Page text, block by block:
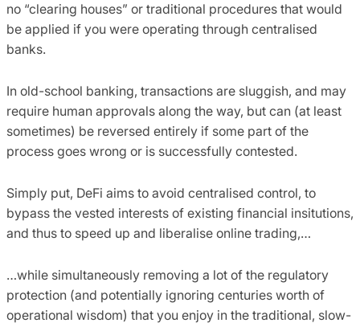
no “clearing houses” or traditional procedures that would
be applied if you were operating through centralised
banks.
In old-school banking, transactions are sluggish, and may
require human approvals along the way, but can (at least
sometimes) be reversed entirely if some part of the
process goes wrong or is successfully contested.
Simply put, DeFi aims to avoid centralised control, to
bypass the vested interests of existing financial insitutions,
and thus to speed up and liberalise online trading,…
…while simultaneously removing a lot of the regulatory
protection (and potentially ignoring centuries worth of
operational wisdom) that you enjoy in the traditional, slow-